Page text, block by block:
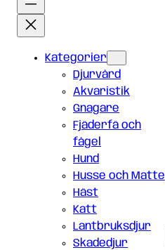
Kategorier
Djurvård
Akvaristik
Gnagare
Fjäderfä och
fågel
Hund
Husse och Matte
Häst
Katt
Lantbruksdjur
Skadedjur